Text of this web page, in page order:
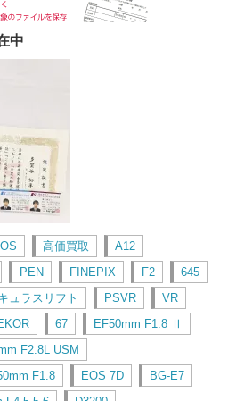
中
高価買取
A12
PEN FINEPIX F2
645
ュラスリフト PSVR
VR
67
EF50mm F1.8 Ⅱ
F2.8L USM
F1.8 EOS 7D
BG-E7